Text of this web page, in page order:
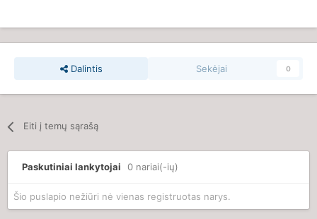
Dalintis Sekėjai 0
Eiti į temų sąrašą
Paskutiniai lankytojai 0 nariai(-ių)
Šio puslapio nežiūri nė vienas registruotas narys.